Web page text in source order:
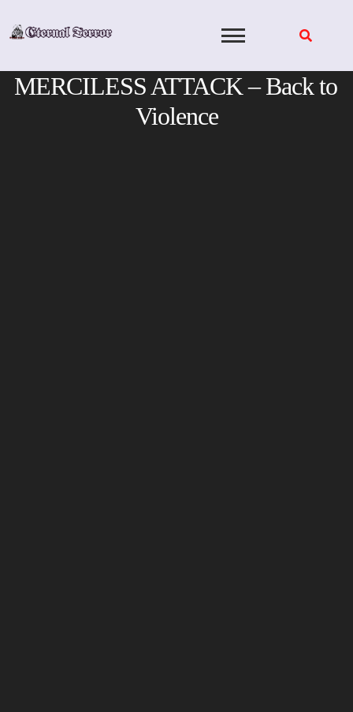
MERCILESS ATTACK – Back to
Violence